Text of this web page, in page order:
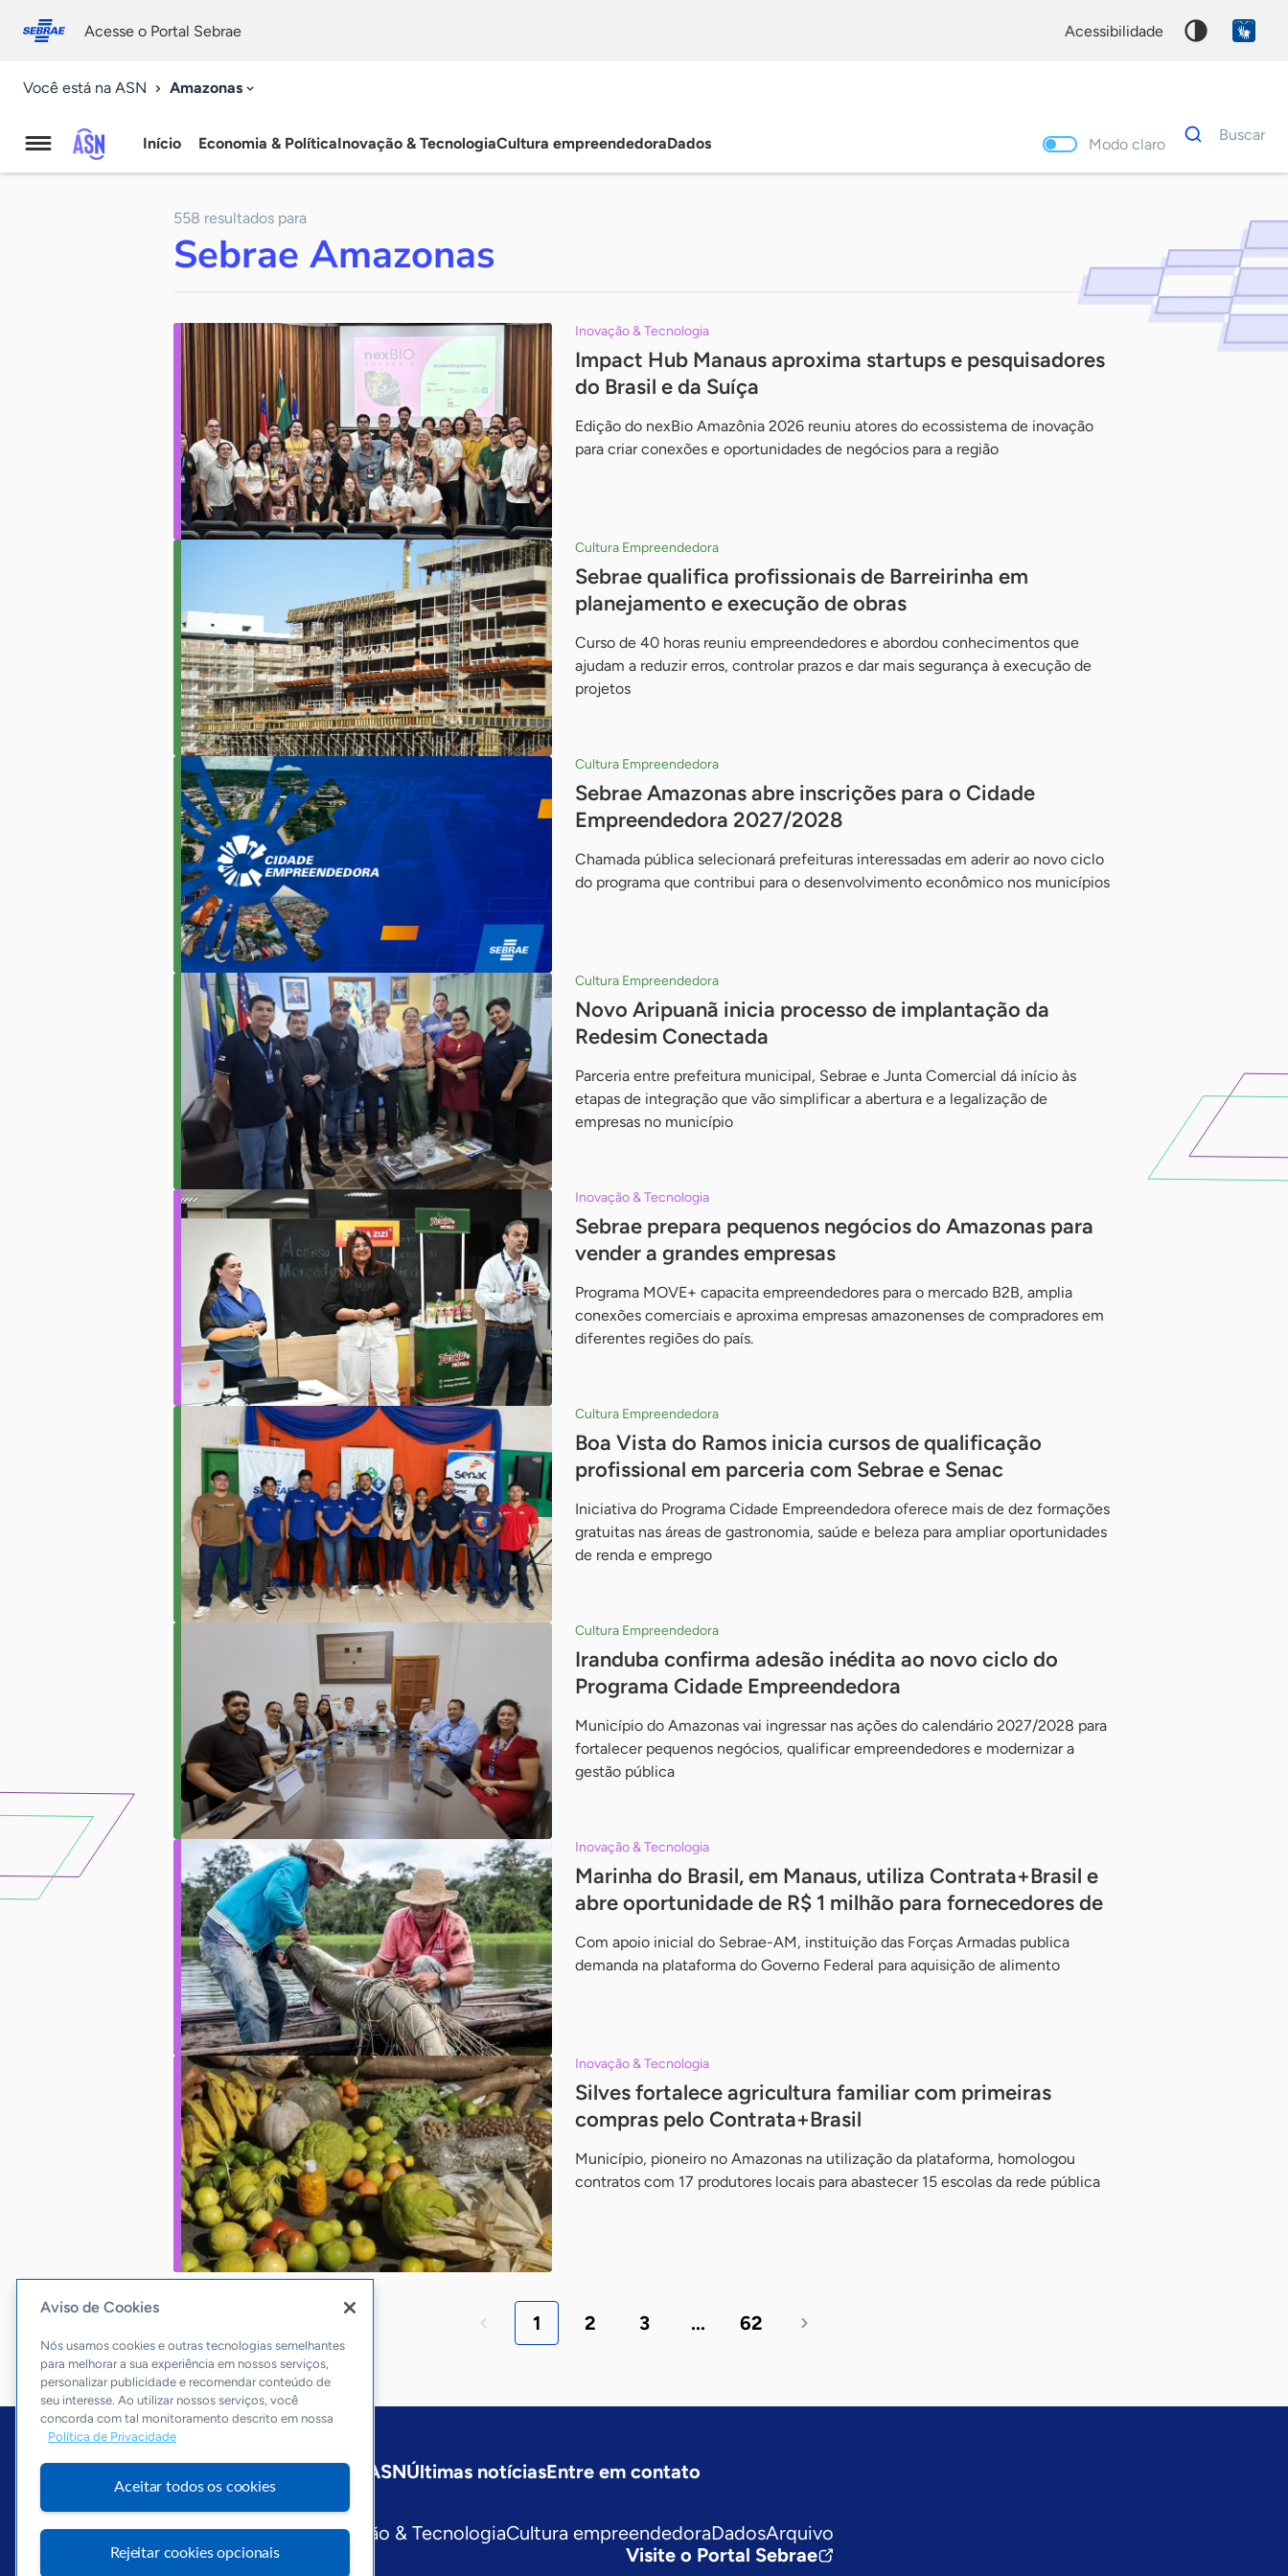
conosco
Acesse o Portal Sebrae acessibilidade
Você está na ASN Amazonas
Agência
Notícias
Início Economia & PolíticaInovação & TecnologiaCultura empreendedoraDados Modo claro
Dados
para
Buscar
558 resultados para
Sebrae Amazonas
Inovação & Tecnologia
Impact Hub Manaus aproxima startups e pesquisadores
do Brasil e da Suíça
Edição do nexBio Amazônia 2026 reuniu atores do ecossistema de inovação
para criar conexões e oportunidades de negócios para a região
Cultura Empreendedora
Sebrae qualifica profissionais de Barreirinha em
planejamento e execução de obras
Curso de 40 horas reuniu empreendedores e abordou conhecimentos que
ajudam a reduzir erros, controlar prazos e dar mais segurança à execução de
projetos
Cultura Empreendedora
Sebrae Amazonas abre inscrições para o Cidade
Empreendedora 2027/2028
Chamada pública selecionará prefeituras interessadas em aderir ao novo ciclo
do programa que contribui para o desenvolvimento econômico nos municípios
Cultura Empreendedora
Novo Aripuanã inicia processo de implantação da
Redesim Conectada
Parceria entre prefeitura municipal, Sebrae e Junta Comercial dá início às
etapas de integração que vão simplificar a abertura e a legalização de
empresas no município
Inovação & Tecnologia
Sebrae prepara pequenos negócios do Amazonas para
vender a grandes empresas
Programa MOVE+ capacita empreendedores para o mercado B2B, amplia
conexões comerciais e aproxima empresas amazonenses de compradores em
diferentes regiões do país.
Cultura Empreendedora
Boa Vista do Ramos inicia cursos de qualificação
profissional em parceria com Sebrae e Senac
Iniciativa do Programa Cidade Empreendedora oferece mais de dez formações
gratuitas nas áreas de gastronomia, saúde e beleza para ampliar oportunidades
de renda e emprego
Cultura Empreendedora
Iranduba confirma adesão inédita ao novo ciclo do
Programa Cidade Empreendedora
Município do Amazonas vai ingressar nas ações do calendário 2027/2028 para
fortalecer pequenos negócios, qualificar empreendedores e modernizar a
gestão pública
Inovação & Tecnologia
Marinha do Brasil, em Manaus, utiliza Contrata+Brasil e
abre oportunidade de R$ 1 milhão para fornecedores de
Com apoio inicial do Sebrae-AM, instituição das Forças Armadas publica
demanda na plataforma do Governo Federal para aquisição de alimento
Inovação & Tecnologia
Silves fortalece agricultura familiar com primeiras
compras pelo Contrata+Brasil
Município, pioneiro no Amazonas na utilização da plataforma, homologou
contratos com 17 produtores locais para abastecer 15 escolas da rede pública
1 2 3 ... 62
Sobre a ASNÚltimas notíciasEntre em contato
Editorias
Economia & PolíticaInovação & TecnologiaCultura empreendedoraDadosArquivo
Visite o Portal Sebrae
Aviso de Cookies
Nós usamos cookies e outras tecnologias semelhantes
para melhorar a sua experiência em nossos serviços,
personalizar publicidade e recomendar conteúdo de
seu interesse. Ao utilizar nossos serviços, você
concorda com tal monitoramento descrito em nossa
Política de Privacidade
Aceitar todos os cookies
Rejeitar cookies opcionais